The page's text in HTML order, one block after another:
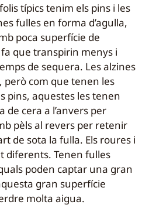
típics tenim els pins i les
fulles en forma d’agulla,
poca superfície de
que transpirin menys i
de sequera. Les alzines
com que tenen les
pins, aquestes les tenen
de cera a l’anvers per
pèls al revers per retenir
de sota la fulla. Els roures i
diferents. Tenen fulles
poden captar una gran
gran superfície
molta aigua.